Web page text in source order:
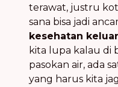
terawat, justru
sana bisa jadi
kesehatan
kita lupa kalau di
pasokan air, ada
yang harus kita